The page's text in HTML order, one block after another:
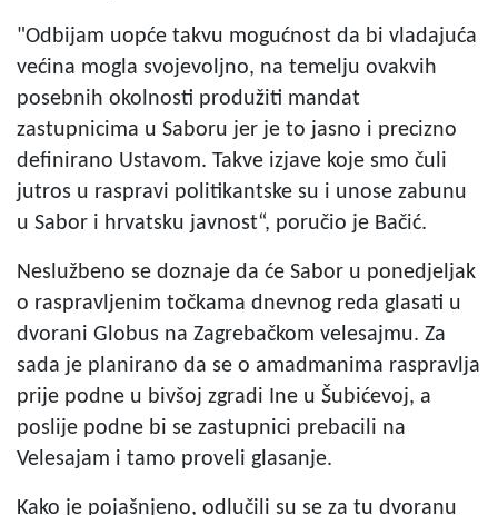
"Odbijam uopće takvu mogućnost da bi vladajuća
većina mogla svojevoljno, na temelju ovakvih
posebnih okolnosti produžiti mandat
zastupnicima u Saboru jer je to jasno i precizno
definirano Ustavom. Takve izjave koje smo čuli
jutros u raspravi politikantske su i unose zabunu
u Sabor i hrvatsku javnost“, poručio je Bačić.
Neslužbeno se doznaje da će Sabor u ponedjeljak
o raspravljenim točkama dnevnog reda glasati u
dvorani Globus na Zagrebačkom velesajmu. Za
sada je planirano da se o amadmanima raspravlja
prije podne u bivšoj zgradi Ine u Šubićevoj, a
poslije podne bi se zastupnici prebacili na
Velesajam i tamo proveli glasanje.
Kako je pojašnjeno, odlučili su se za tu dvoranu